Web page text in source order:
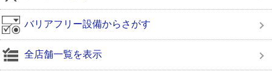
バリアフリー設備からさがす
全店舗一覧を表示